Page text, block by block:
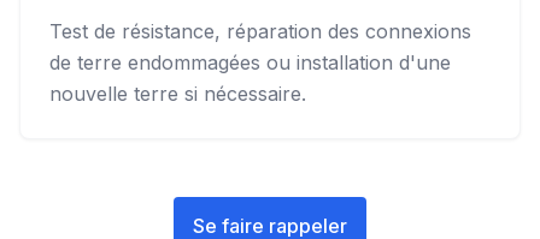
Test de résistance, réparation des connexions
de terre endommagées ou installation d'une
nouvelle terre si nécessaire.
Se faire rappeler